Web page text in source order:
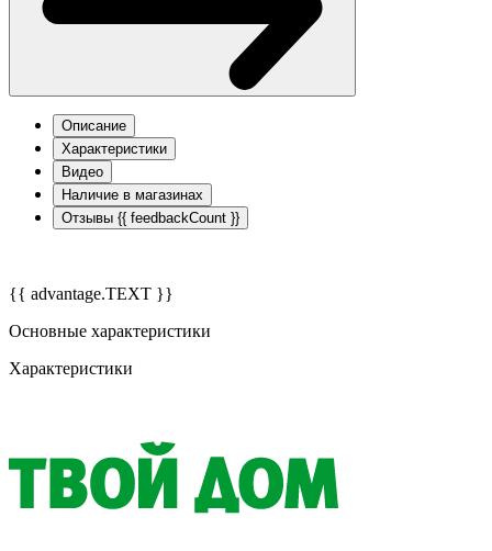
Описание
Характеристики
Видео
Наличие в магазинах
Отзывы {{ feedbackCount }}
{{ advantage.TEXT }}
Основные характеристики
Характеристики